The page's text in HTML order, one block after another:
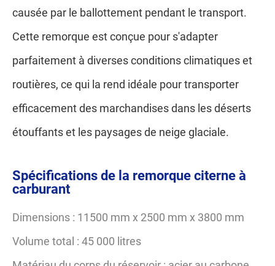
causée par le ballottement pendant le transport.
Cette remorque est conçue pour s'adapter
parfaitement à diverses conditions climatiques et
routières, ce qui la rend idéale pour transporter
efficacement des marchandises dans les déserts
étouffants et les paysages de neige glaciale.
Spécifications de la remorque citerne à
carburant
Dimensions : 11500 mm x 2500 mm x 3800 mm
Volume total : 45 000 litres